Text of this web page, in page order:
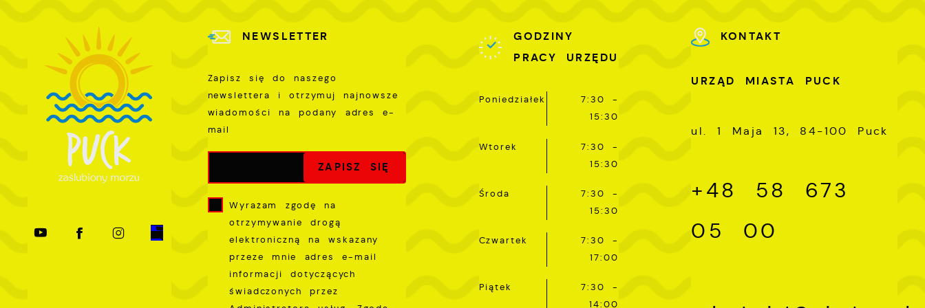
NEWSLETTER
Zapisz się do naszego
newslettera i otrzymuj najnowsze
wiadomości na podany adres e-
mail
Wyrażam zgodę na
otrzymywanie drogą
elektroniczną na wskazany
przeze mnie adres e-mail
informacji dotyczących
świadczonych przez
GODZINY
PRACY URZĘDU
Poniedziałek
7:30 -
15:30
Wtorek
7:30 -
15:30
Środa
7:30 -
15:30
Czwartek
7:30 -
17:00
Piątek
7:30 -
14:00
KONTAKT
URZĄD MIASTA PUCK
ul. 1 Maja 13, 84-100 Puck
+48 58 673
05 00
Twoich zwyczajów dotyczących przeglądanej witryny
internetowej. Treści promocyjne mogą pojawić się na
partnerami oraz innych dostawców usług. Firmy te działają
w charakterze pośredników prezentujących nasze treści w
postaci wiadomości, ofert, komunikatów mediów